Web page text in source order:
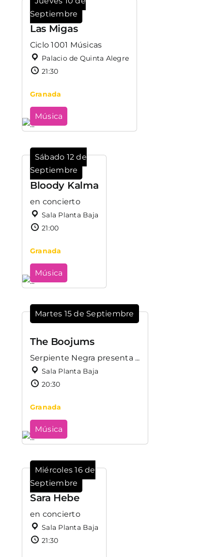
Septiembre
Las Migas
Ciclo 1001 Músicas
Palacio de Quinta Alegre
21:30
Granada
Música
Sábado 12 de
Septiembre
Bloody Kalma
en concierto
Sala Planta Baja
21:00
Granada
Música
Martes 15 de Septiembre
The Boojums
Serpiente Negra presenta ...
Sala Planta Baja
20:30
Granada
Música
Miércoles 16 de
Septiembre
Sara Hebe
en concierto
Sala Planta Baja
21:30